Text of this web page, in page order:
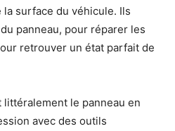
surface du véhicule. Ils
panneau, pour réparer les
retrouver un état parfait de
le panneau en
avec des outils